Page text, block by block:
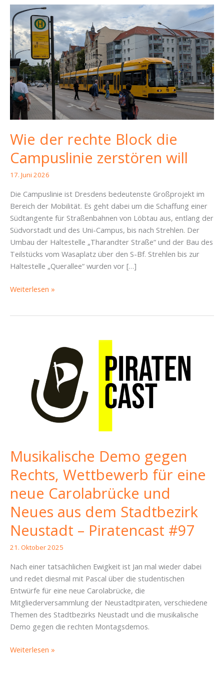
Wie der rechte Block die
Campuslinie zerstören will
17. Juni 2026
Die Campuslinie ist Dresdens bedeutenste Großprojekt im
Bereich der Mobilität. Es geht dabei um die Schaffung einer
Südtangente für Straßenbahnen von Löbtau aus, entlang der
Südvorstadt und des Uni-Campus, bis nach Strehlen. Der
Umbau der Haltestelle „Tharandter Straße“ und der Bau des
Teilstücks vom Wasaplatz über den S-Bf. Strehlen bis zur
Haltestelle „Querallee“ wurden vor […]
Wie
Weiterlesen »
Musikalische Demo gegen
Rechts, Wettbewerb für eine
neue Carolabrücke und
Neues aus dem Stadtbezirk
Neustadt – Piratencast #97
21. Oktober 2025
Nach einer tatsächlichen Ewigkeit ist Jan mal wieder dabei
und redet diesmal mit Pascal über die studentischen
Entwürfe für eine neue Carolabrücke, die
Mitgliederversammlung der Neustadtpiraten, verschiedene
Themen des Stadtbezirks Neustadt und die musikalische
Demo gegen die rechten Montagsdemos.
Musikalische
Weiterlesen »